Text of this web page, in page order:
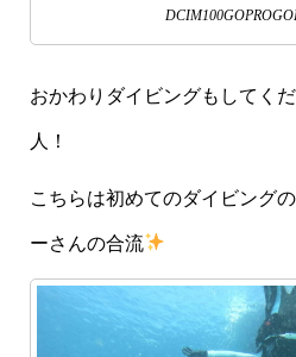
おかわりダイビングもしてく
人！
こちらは初めてのダイビング
ーさんの合流